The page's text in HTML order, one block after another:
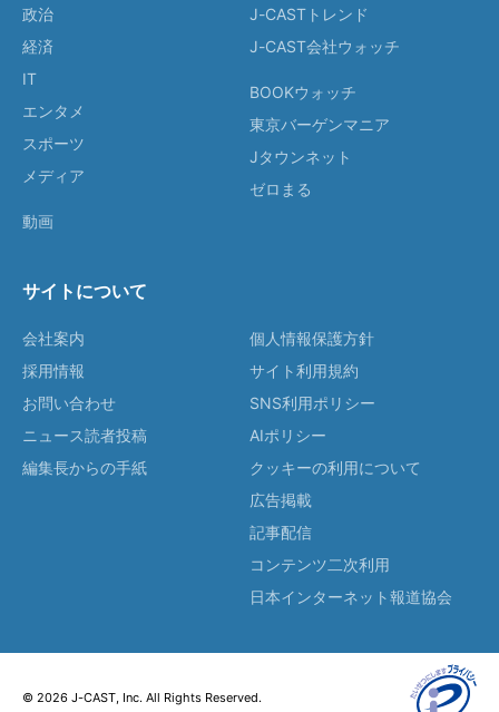
政治
経済
IT
エンタメ
スポーツ
メディア
動画
J-CASTトレンド
J-CAST会社ウォッチ
BOOKウォッチ
東京バーゲンマニア
Jタウンネット
ゼロまる
サイトについて
会社案内
採用情報
お問い合わせ
ニュース読者投稿
編集長からの手紙
個人情報保護方針
サイト利用規約
SNS利用ポリシー
AIポリシー
クッキーの利用について
広告掲載
記事配信
コンテンツ二次利用
日本インターネット報道協会
© 2026 J-CAST, Inc. All Rights Reserved.